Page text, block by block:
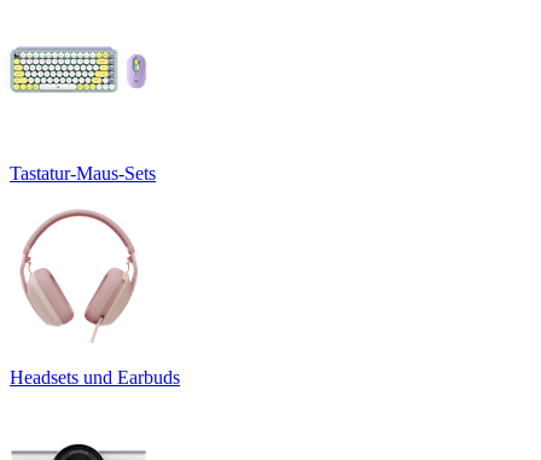
Tastatur-Maus-Sets
Headsets und Earbuds